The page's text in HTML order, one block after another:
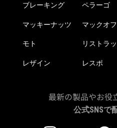
ブレーキング ペラーゴ
マッキーナッツ マックオフ
モト リストラ
レザイン レスポ
最新の製品やお役
公式SNSで